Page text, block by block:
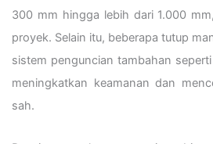
300 mm hingga lebih dari 1.000
proyek. Selain itu, beberapa tutup
sistem penguncian tambahan
meningkatkan keamanan dan
sah.